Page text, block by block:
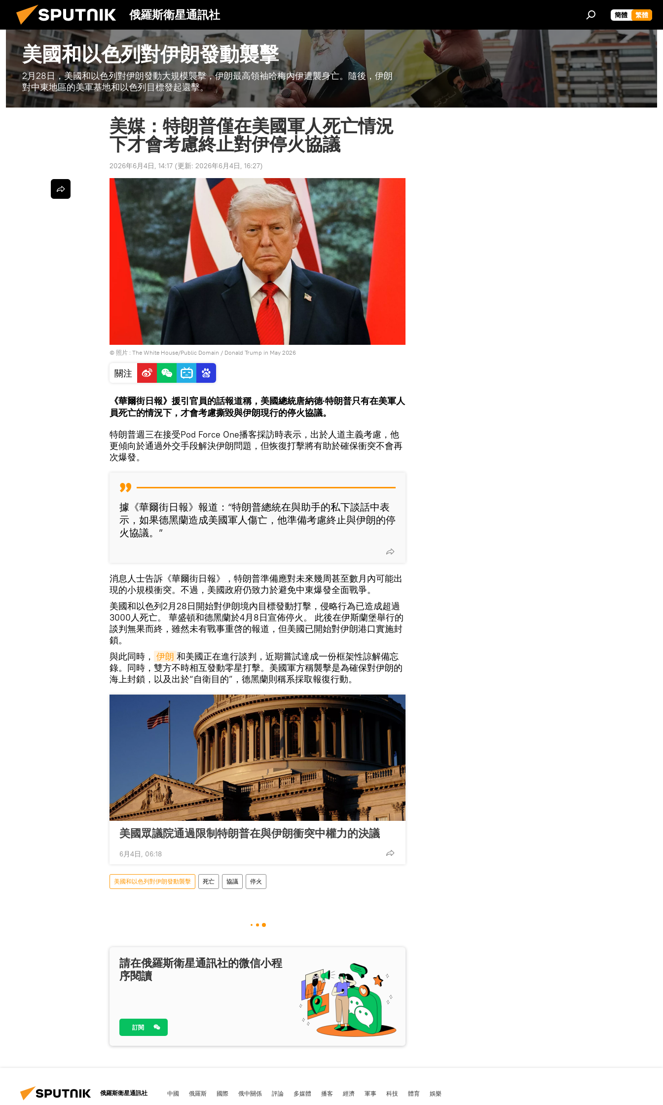
俄羅斯衛星通訊社 簡體 繁體
美國和以色列對伊朗發動襲擊
2月28日，美國和以色列對伊朗發動大規模襲擊，伊朗最高領袖哈梅內伊遭襲身亡。隨後，伊朗
對中東地區的美軍基地和以色列目標發起還擊。
美媒：特朗普僅在美國軍人死亡情況
下才會考慮終止對伊停火協議
2026年6月4日, 14:17 (更新: 2026年6月4日, 16:27)
© 照片 : The White House/Public Domain / Donald Trump in May 2026
關注
《華爾街日報》援引官員的話報道稱，美國總統唐納德·特朗普只有在美軍人
員死亡的情況下，才會考慮撕毀與伊朗現行的停火協議。
特朗普週三在接受Pod Force One播客採訪時表示，出於人道主義考慮，他
更傾向於通過外交手段解決伊朗問題，但恢復打擊將有助於確保衝突不會再
次爆發。
據《華爾街日報》報道：“特朗普總統在與助手的私下談話中表
示，如果德黑蘭造成美國軍人傷亡，他準備考慮終止與伊朗的停
火協議。”
消息人士告訴《華爾街日報》，特朗普準備應對未來幾周甚至數月內可能出
現的小規模衝突。不過，美國政府仍致力於避免中東爆發全面戰爭。
美國和以色列2月28日開始對伊朗境內目標發動打擊，侵略行為已造成超過
3000人死亡。 華盛頓和德黑蘭於4月8日宣佈停火。 此後在伊斯蘭堡舉行的
談判無果而終，雖然未有戰事重啓的報道，但美國已開始對伊朗港口實施封
鎖。
與此同時， 伊朗 和美國正在進行談判，近期嘗試達成一份框架性諒解備忘
錄。同時，雙方不時相互發動零星打擊。美國軍方稱襲擊是為確保對伊朗的
海上封鎖，以及出於“自衛目的”，德黑蘭則稱系採取報復行動。
美國眾議院通過限制特朗普在與伊朗衝突中權力的決議
6月4日, 06:18
美國和以色列對伊朗發動襲擊 死亡 協議 停火
請在俄羅斯衛星通訊社的微信小程
序閱讀
訂閱
俄羅斯衛星通訊社 中國 俄羅斯 國際 俄中關係 評論 多媒體 播客 經濟 軍事 科技 體育 娛樂